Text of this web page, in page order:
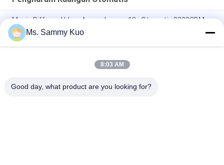
Mesin Diffuser Udara Aroma Logam 12v Otomatis 3000CBM
Dengan Kipas Dalam
150ml washroom Plastic Automatic Fragrance Diffuser
Ms. Sammy Kuo
8:03 AM
Good day, what product are you looking for?